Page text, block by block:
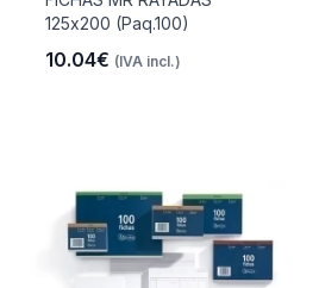
125x200 (Paq.100)
10.04€ (IVA incl.)